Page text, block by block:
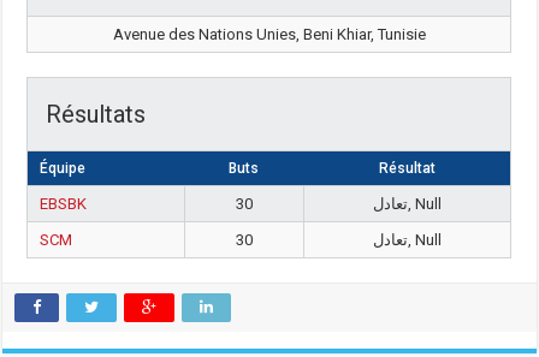
Avenue des Nations Unies, Beni Khiar, Tunisie
Résultats
Équipe Buts Résultat
EBSBK 30
تعادل, Null
SCM
30 تعادل, Null